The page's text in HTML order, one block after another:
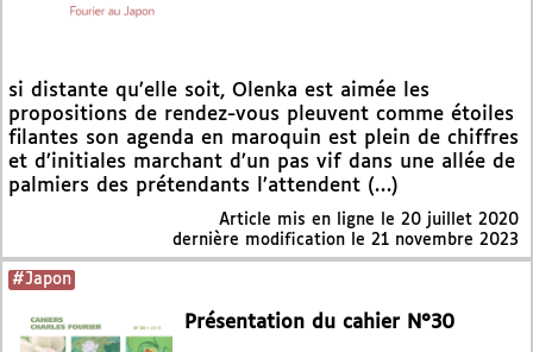
si distante qu’elle soit, Olenka est aimée les
propositions de rendez-vous pleuvent comme étoiles
filantes son agenda en maroquin est plein de chiffres
et d’initiales marchant d’un pas vif dans une allée de
palmiers des prétendants l’attendent (…)
Article mis en ligne le 20 juillet 2020
dernière modification le 21 novembre 2023
#Japon
Présentation du cahier N°30